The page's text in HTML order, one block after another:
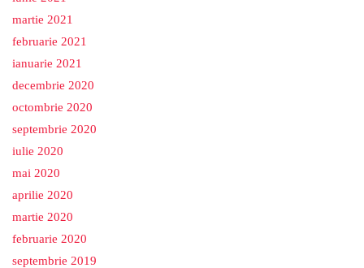
martie 2021
februarie 2021
ianuarie 2021
decembrie 2020
octombrie 2020
septembrie 2020
iulie 2020
mai 2020
aprilie 2020
martie 2020
februarie 2020
septembrie 2019